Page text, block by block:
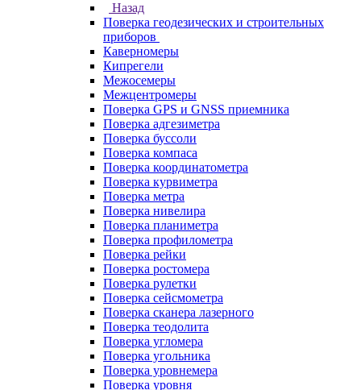
Назад
Поверка геодезических и строительных
приборов
Каверномеры
Кипрегели
Межосемеры
Межцентромеры
Поверка GPS и GNSS приемника
Поверка адгезиметра
Поверка буссоли
Поверка компаса
Поверка координатометра
Поверка курвиметра
Поверка метра
Поверка нивелира
Поверка планиметра
Поверка профилометра
Поверка рейки
Поверка ростомера
Поверка рулетки
Поверка сейсмометра
Поверка сканера лазерного
Поверка теодолита
Поверка угломера
Поверка угольника
Поверка уровнемера
Поверка уровня